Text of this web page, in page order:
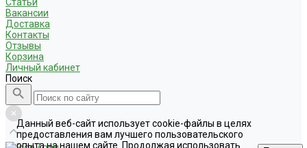
Вакансии
Доставка
Контакты
Отзывы
Корзина
Личный кабинет
Поиск
Данный веб-сайт использует cookie-файлы в целях
предоставления вам лучшего пользовательского
опыта на нашем сайте. Продолжая использовать